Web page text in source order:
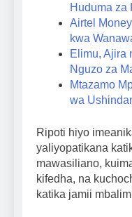
Huduma za
Airtel
kwa
Elimu, Ajira
Nguzo za
Mtazamo
wa
Ripoti hiyo
yaliyopatikana
mawasiliano,
kifedha, na
katika jamii